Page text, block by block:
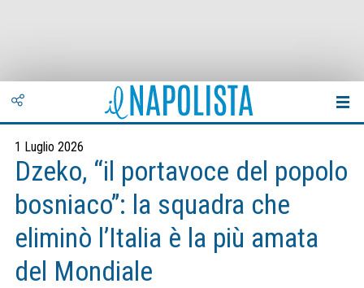
1 Luglio 2026
Dzeko, “il portavoce del popolo
bosniaco”: la squadra che
eliminò l’Italia è la più amata
del Mondiale